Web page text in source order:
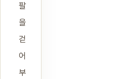
팔
을
걷
어
부